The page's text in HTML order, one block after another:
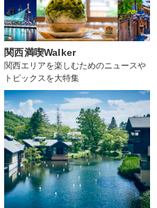
関西満喫Walker
関西エリアを楽しむためのニュースや
トピックスを大特集